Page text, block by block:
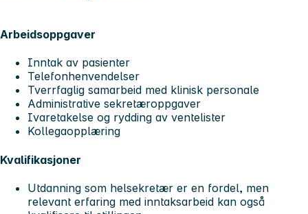
Arbeidsoppgaver
Inntak av pasienter
Telefonhenvendelser
Tverrfaglig samarbeid med klinisk personale
Administrative sekretæroppgaver
Ivaretakelse og rydding av ventelister
Kollegaopplæring
Kvalifikasjoner
Utdanning som helsekretær er en fordel, men
relevant erfaring med inntaksarbeid kan også